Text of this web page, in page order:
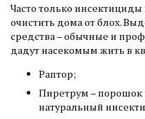
Часто только
очистить дома от блох.
средства – обычные и
дадут насекомым жить в
Раптор;
Пиретрум –
натуральный